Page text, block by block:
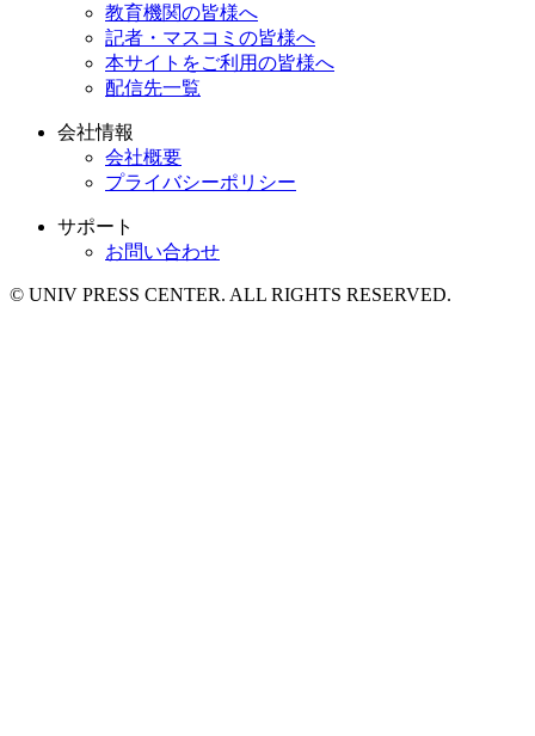
教育機関の皆様へ
記者・マスコミの皆様へ
本サイトをご利用の皆様へ
配信先一覧
会社情報
会社概要
プライバシーポリシー
サポート
お問い合わせ
© UNIV PRESS CENTER. ALL RIGHTS RESERVED.